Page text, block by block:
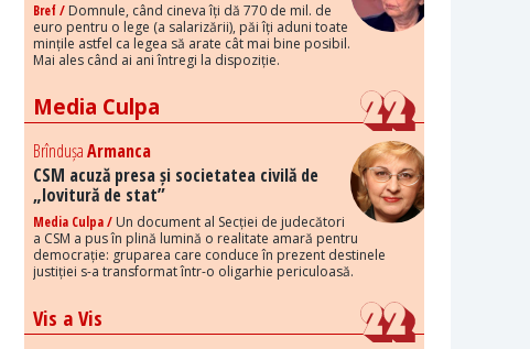
Bref / Domnule, când cineva îți dă 770 de mil. de
euro pentru o lege (a salarizării), păi îți aduni toate
mințile astfel ca legea să arate cât mai bine posibil.
Mai ales când ai ani întregi la dispoziție.
Media Culpa
BrîndușaArmanca
CSM acuză presa și societatea civilă de
„lovitură de stat”
Media Culpa / Un document al Secției de judecători
a CSM a pus în plină lumină o realitate amară pentru
democrație: gruparea care conduce în prezent destinele
justiției s-a transformat într-o oligarhie periculoasă.
Vis a Vis